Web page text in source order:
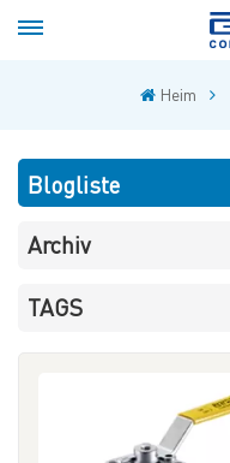
Heim
Blogliste
Archiv
TAGS